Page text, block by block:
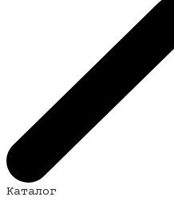
Каталог